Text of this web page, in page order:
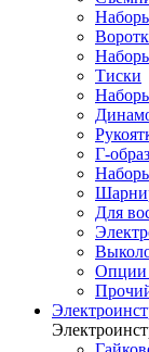
Тиски
Г-
Для
Опции